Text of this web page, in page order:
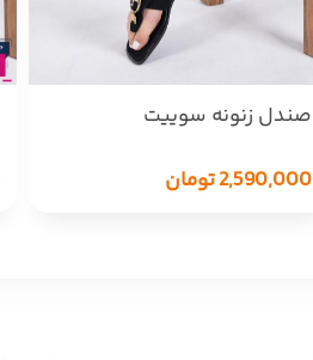
صندل زنونه سوییت
2,590,000تومان